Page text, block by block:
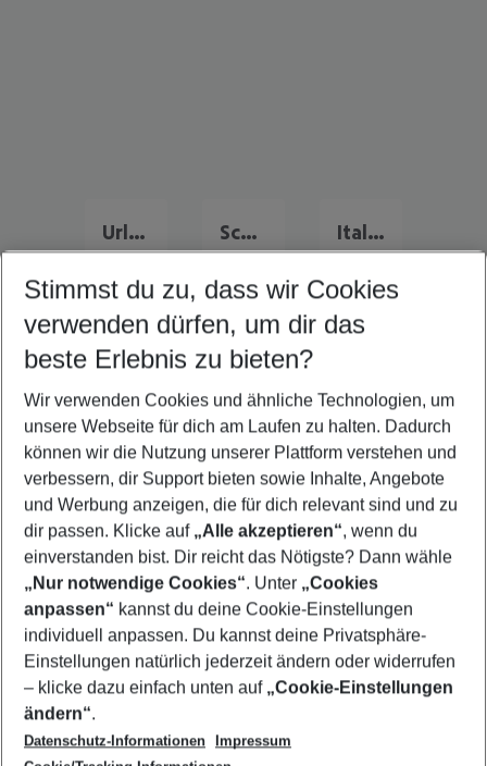
Urlaub Deutschland Schweiz Urlaub Italien Urlaub
Quicklinks
Familienurlaub Kitzbühel
Flug & Hotel Kitzbühel
Frübucher Angebote Kitzbühel für 2026
Last Minute Kitzbühel
Footer
Footer navigation
Über uns
AGB
Bestpreisgarantie
Cookie-Einstellungen ändern
Agenturbetreuung
Stimmst du zu, dass wir Cookies
verwenden dürfen, um dir das
beste Erlebnis zu bieten?
Wir verwenden Cookies und ähnliche Technologien, um
unsere Webseite für dich am Laufen zu halten. Dadurch
können wir die Nutzung unserer Plattform verstehen und
verbessern, dir Support bieten sowie Inhalte, Angebote
und Werbung anzeigen, die für dich relevant sind und zu
dir passen. Klicke auf „Alle akzeptieren“, wenn du
einverstanden bist. Dir reicht das Nötigste? Dann wähle
„Nur notwendige Cookies“. Unter „Cookies
anpassen“ kannst du deine Cookie-Einstellungen
individuell anpassen. Du kannst deine Privatsphäre-
Einstellungen natürlich jederzeit ändern oder widerrufen
– klicke dazu einfach unten auf „Cookie-Einstellungen
ändern“.
Datenschutz-Informationen
Impressum